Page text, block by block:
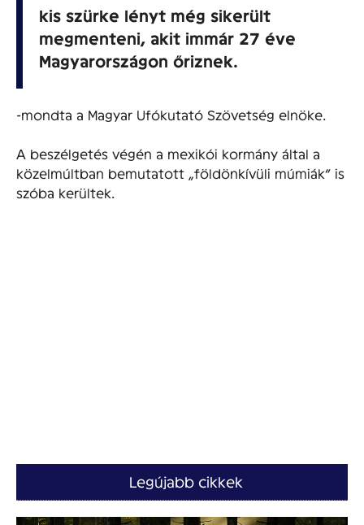
kis szürke lényt még sikerült
megmenteni, akit immár 27 éve
Magyarországon őriznek.
-mondta a Magyar Ufókutató Szövetség elnöke.
A beszélgetés végén a mexikói kormány által a
közelmúltban bemutatott „földönkívüli múmiák” is
szóba kerültek.
Legújabb cikkek